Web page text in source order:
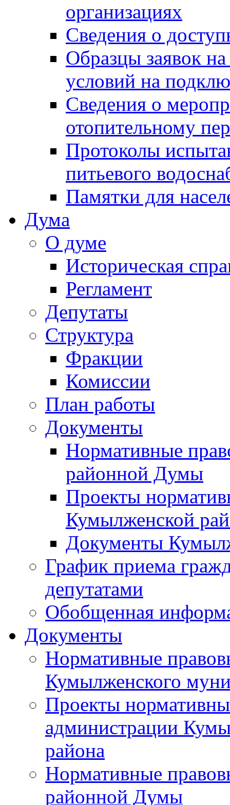
организациях
Сведения о
Образцы заявок
условий на
Сведения о
отопительному
Протоколы
питьевого
Памятки для
Дума
О думе
Историческая
Регламент
Депутаты
Структура
Фракции
Комиссии
План работы
Документы
Нормативные
районной Думы
Проекты
Кумылженской
Документы
График приема
депутатами
Обобщенная
Документы
Нормативные
Кумылженского
Проекты
администрации
района
Нормативные
районной Думы